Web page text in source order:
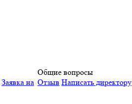
Заявка на
Общие вопросы
Отзыв Написать директору